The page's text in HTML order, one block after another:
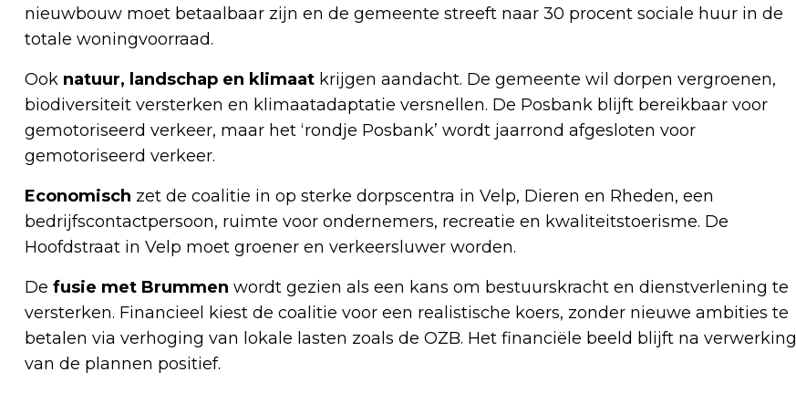
nieuwbouw moet betaalbaar zijn en de gemeente streeft naar 30 procent sociale huur in de
totale woningvoorraad.
Ook natuur, landschap en klimaat krijgen aandacht. De gemeente wil dorpen vergroenen,
biodiversiteit versterken en klimaatadaptatie versnellen. De Posbank blijft bereikbaar voor
gemotoriseerd verkeer, maar het ‘rondje Posbank’ wordt jaarrond afgesloten voor
gemotoriseerd verkeer.
Economisch zet de coalitie in op sterke dorpscentra in Velp, Dieren en Rheden, een
bedrijfscontactpersoon, ruimte voor ondernemers, recreatie en kwaliteitstoerisme. De
Hoofdstraat in Velp moet groener en verkeersluwer worden.
De fusie met Brummen wordt gezien als een kans om bestuurskracht en dienstverlening te
versterken. Financieel kiest de coalitie voor een realistische koers, zonder nieuwe ambities te
betalen via verhoging van lokale lasten zoals de OZB. Het financiële beeld blijft na verwerking
van de plannen positief.